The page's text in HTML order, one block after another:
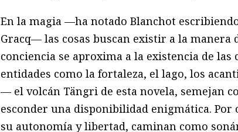
En la magia —ha notado Blanchot
Gracq— las cosas buscan existir a la manera
conciencia se aproxima a la existencia de las
entidades como la fortaleza, el lago, los
— el volcán Tängri de esta novela, semejan
esconder una disponibilidad enigmática.
su autonomía y libertad, caminan como